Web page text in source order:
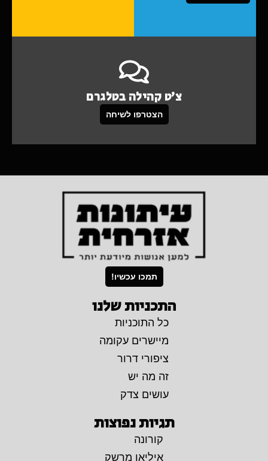
צ'ט קהילה בטלגרם
הצטרפו לשיחה
תמכו עכשיו!
התכניות שלנו
כל התוכניות
מיישרים עקומה
ציפורי דרור
זה מה יש
עושים צדק
תגיות נפוצות
קורונה
איליאן מרשק